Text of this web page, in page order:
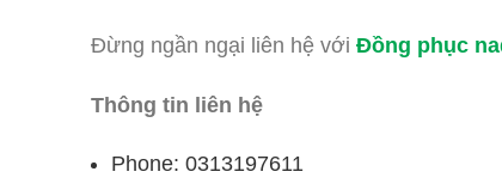
Đừng ngần ngại liên hệ với Đồng phục
Thông tin liên hệ
Phone: 0313197611